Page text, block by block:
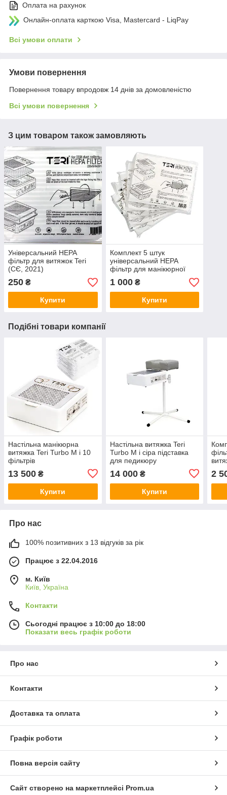
Оплата на рахунок
Онлайн-оплата карткою Visa, Mastercard - LiqPay
Всі умови оплати
Умови повернення
Повернення товару впродовж 14 днів за домовленістю
Всі умови повернення
З цим товаром також замовляють
Універсальний HEPA
фільтр для витяжок Teri
(СЄ, 2021)
250 ₴
Купити
Комплект 5 штук
універсальний HEPA
фільтр для манікюрної
витяжки Teri (СЄ, 2021)
1 000₴
Купити
Подібні товари компанії
Настільна манікюрна
витяжка Teri Turbo M і 10
фільтрів
13 500 ₴
Купити
Настільна витяжка Teri
Turbo M і сіра підставка
для педикюру
14 000₴
Купити
2
Про нас
100% позитивних з 13 відгуків за рік
Працює з 22.04.2016
м. Київ
Київ, Україна
Контакти
Сьогодні працює з 10:00 до 18:00
Показати весь графік роботи
Про нас
Контакти
Доставка та оплата
Графік роботи
Повна версія сайту
Сайт створено на маркетплейсі Prom.ua